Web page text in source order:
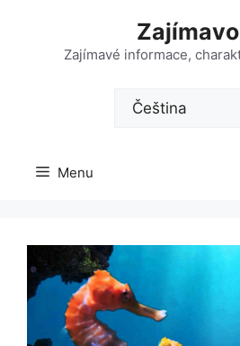
Zajímavé informace,
Zvolte
jazyk
Menu